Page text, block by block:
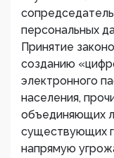
персональных
Принятие
созданию
электронного
населения,
объединяющих
существующих
напрямую